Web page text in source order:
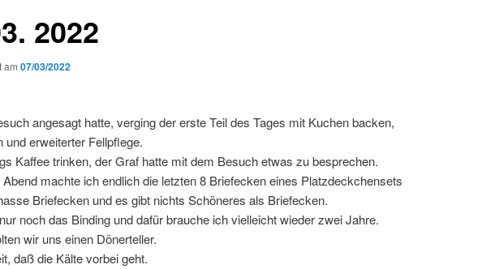
2022
am 07/03/2022
angesagt hatte, verging der erste Teil des Tages mit Kuchen backen,
und erweiterter Fellpflege.
Kaffee trinken, der Graf hatte mit dem Besuch etwas zu besprechen.
machte ich endlich die letzten 8 Briefecken eines Platzdeckchensets
Briefecken und es gibt nichts Schöneres als Briefecken.
noch das Binding und dafür brauche ich vielleicht wieder zwei Jahre.
wir uns einen Dönerteller.
daß die Kälte vorbei geht.